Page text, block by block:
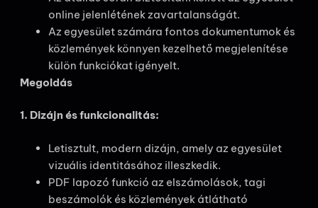
online jelenlétének zavartalanságát.
Az egyesület számára fontos dokumentumok és
közlemények könnyen kezelhető megjelenítése
külön funkciókat igényelt.
Megoldás
1. Dizájn és funkcionalitás:
Letisztult, modern dizájn, amely az egyesület
vizuális identitásához illeszkedik.
PDF lapozó funkció az elszámolások, tagi
beszámolók és közlemények átlátható